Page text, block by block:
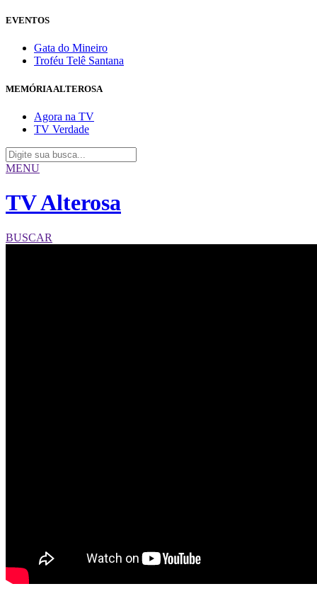
EVENTOS
Gata do Mineiro
Troféu Telê Santana
MEMÓRIA ALTEROSA
Agora na TV
TV Verdade
MENU
TV Alterosa
BUSCAR